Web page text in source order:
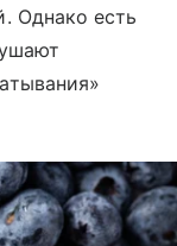
Однако есть